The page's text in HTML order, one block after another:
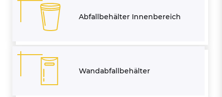
Abfallbehälter Innenbereich
Wandabfallbehälter